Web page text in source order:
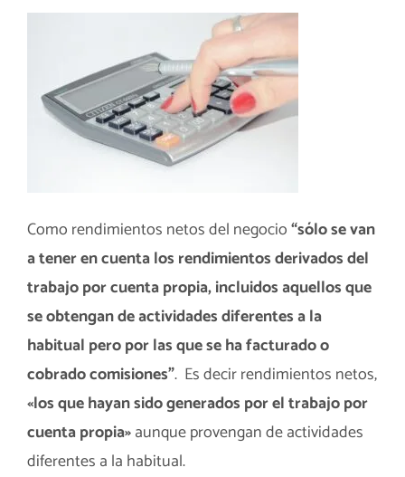
Como rendimientos netos del negocio“sólo se van
a tener en cuenta los rendimientos derivados del
trabajo por cuenta propia, incluidos aquellos que
se obtengan de actividades diferentes a la
habitual pero por las que se ha facturado o
cobrado comisiones”. Es decir rendimientos netos,
«los que hayan sido generados por el trabajo por
cuenta propia»aunque provengan de actividades
diferentes a la habitual.